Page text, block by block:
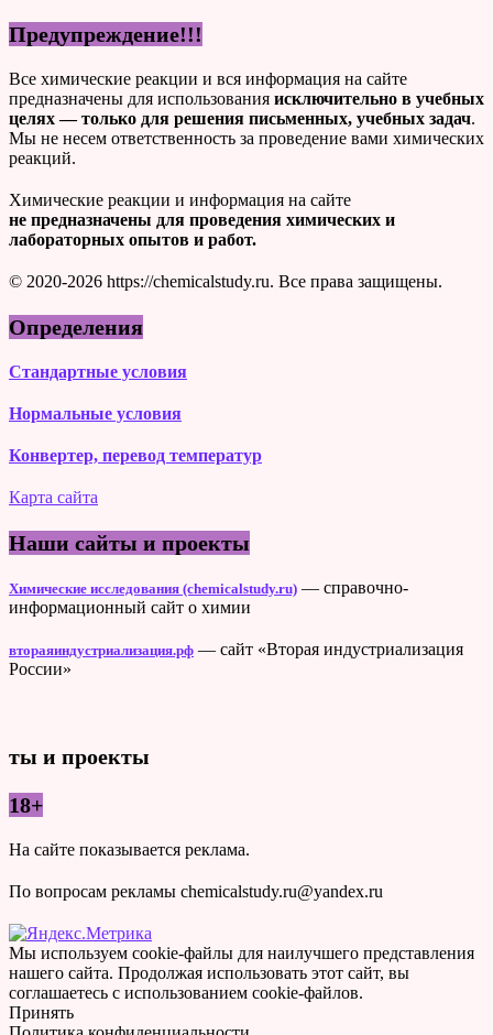
Предупреждение!!!
Все химические реакции и вся информация на сайте
предназначены для использования исключительно в учебных
целях — только для решения письменных, учебных задач.
Мы не несем ответственность за проведение вами химических
реакций.
Химические реакции и информация на сайте
не предназначены для проведения химических и
лабораторных опытов и работ.
© 2020-2026 https://chemicalstudy.ru. Все права защищены.
Определения
Стандартные условия
Нормальные условия
Конвертер, перевод температур
Карта сайта
Наши сайты и проекты
Химические исследования (chemicalstudy.ru) — справочно-
информационный сайт о химии
втораяиндустриализация.рф — сайт «Вторая индустриализация
России»
ты и проекты
18+
На сайте показывается реклама.
По вопросам рекламы chemicalstudy.ru@yandex.ru
Мы используем cookie-файлы для наилучшего представления
нашего сайта. Продолжая использовать этот сайт, вы
соглашаетесь с использованием cookie-файлов.
Принять